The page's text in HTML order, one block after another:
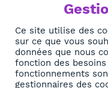
DIASPORA
REJOIGNEZ-NOUS
Ce site utilise des
sur ce que vous
données que nous
fonction des
fonctionnements
gestionnaires des